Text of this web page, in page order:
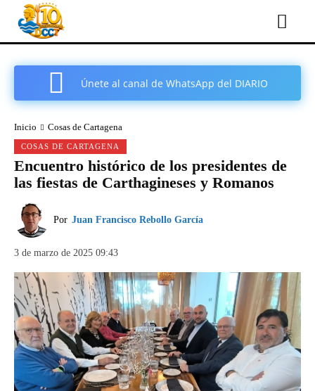
Únete al canal de WhatsApp del DIARIO
Inicio Cosas de Cartagena
COSAS DE CARTAGENA
Encuentro histórico de los presidentes de
las fiestas de Carthagineses y Romanos
Por Juan Francisco Rebollo García
3 de marzo de 2025 09:43